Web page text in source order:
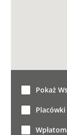
Pokaż
Placówki